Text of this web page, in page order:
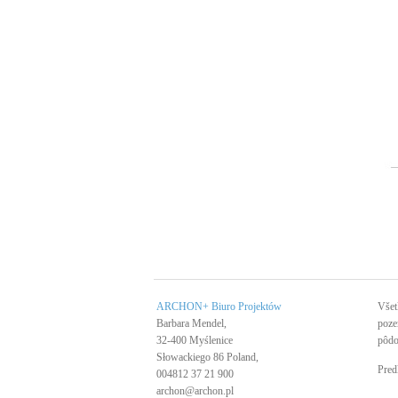
ARCHON+ Biuro Projektów
Barbara Mendel,
32-400 Myślenice
Słowackiego 86 Poland,
004812 37 21 900
archon@archon.pl